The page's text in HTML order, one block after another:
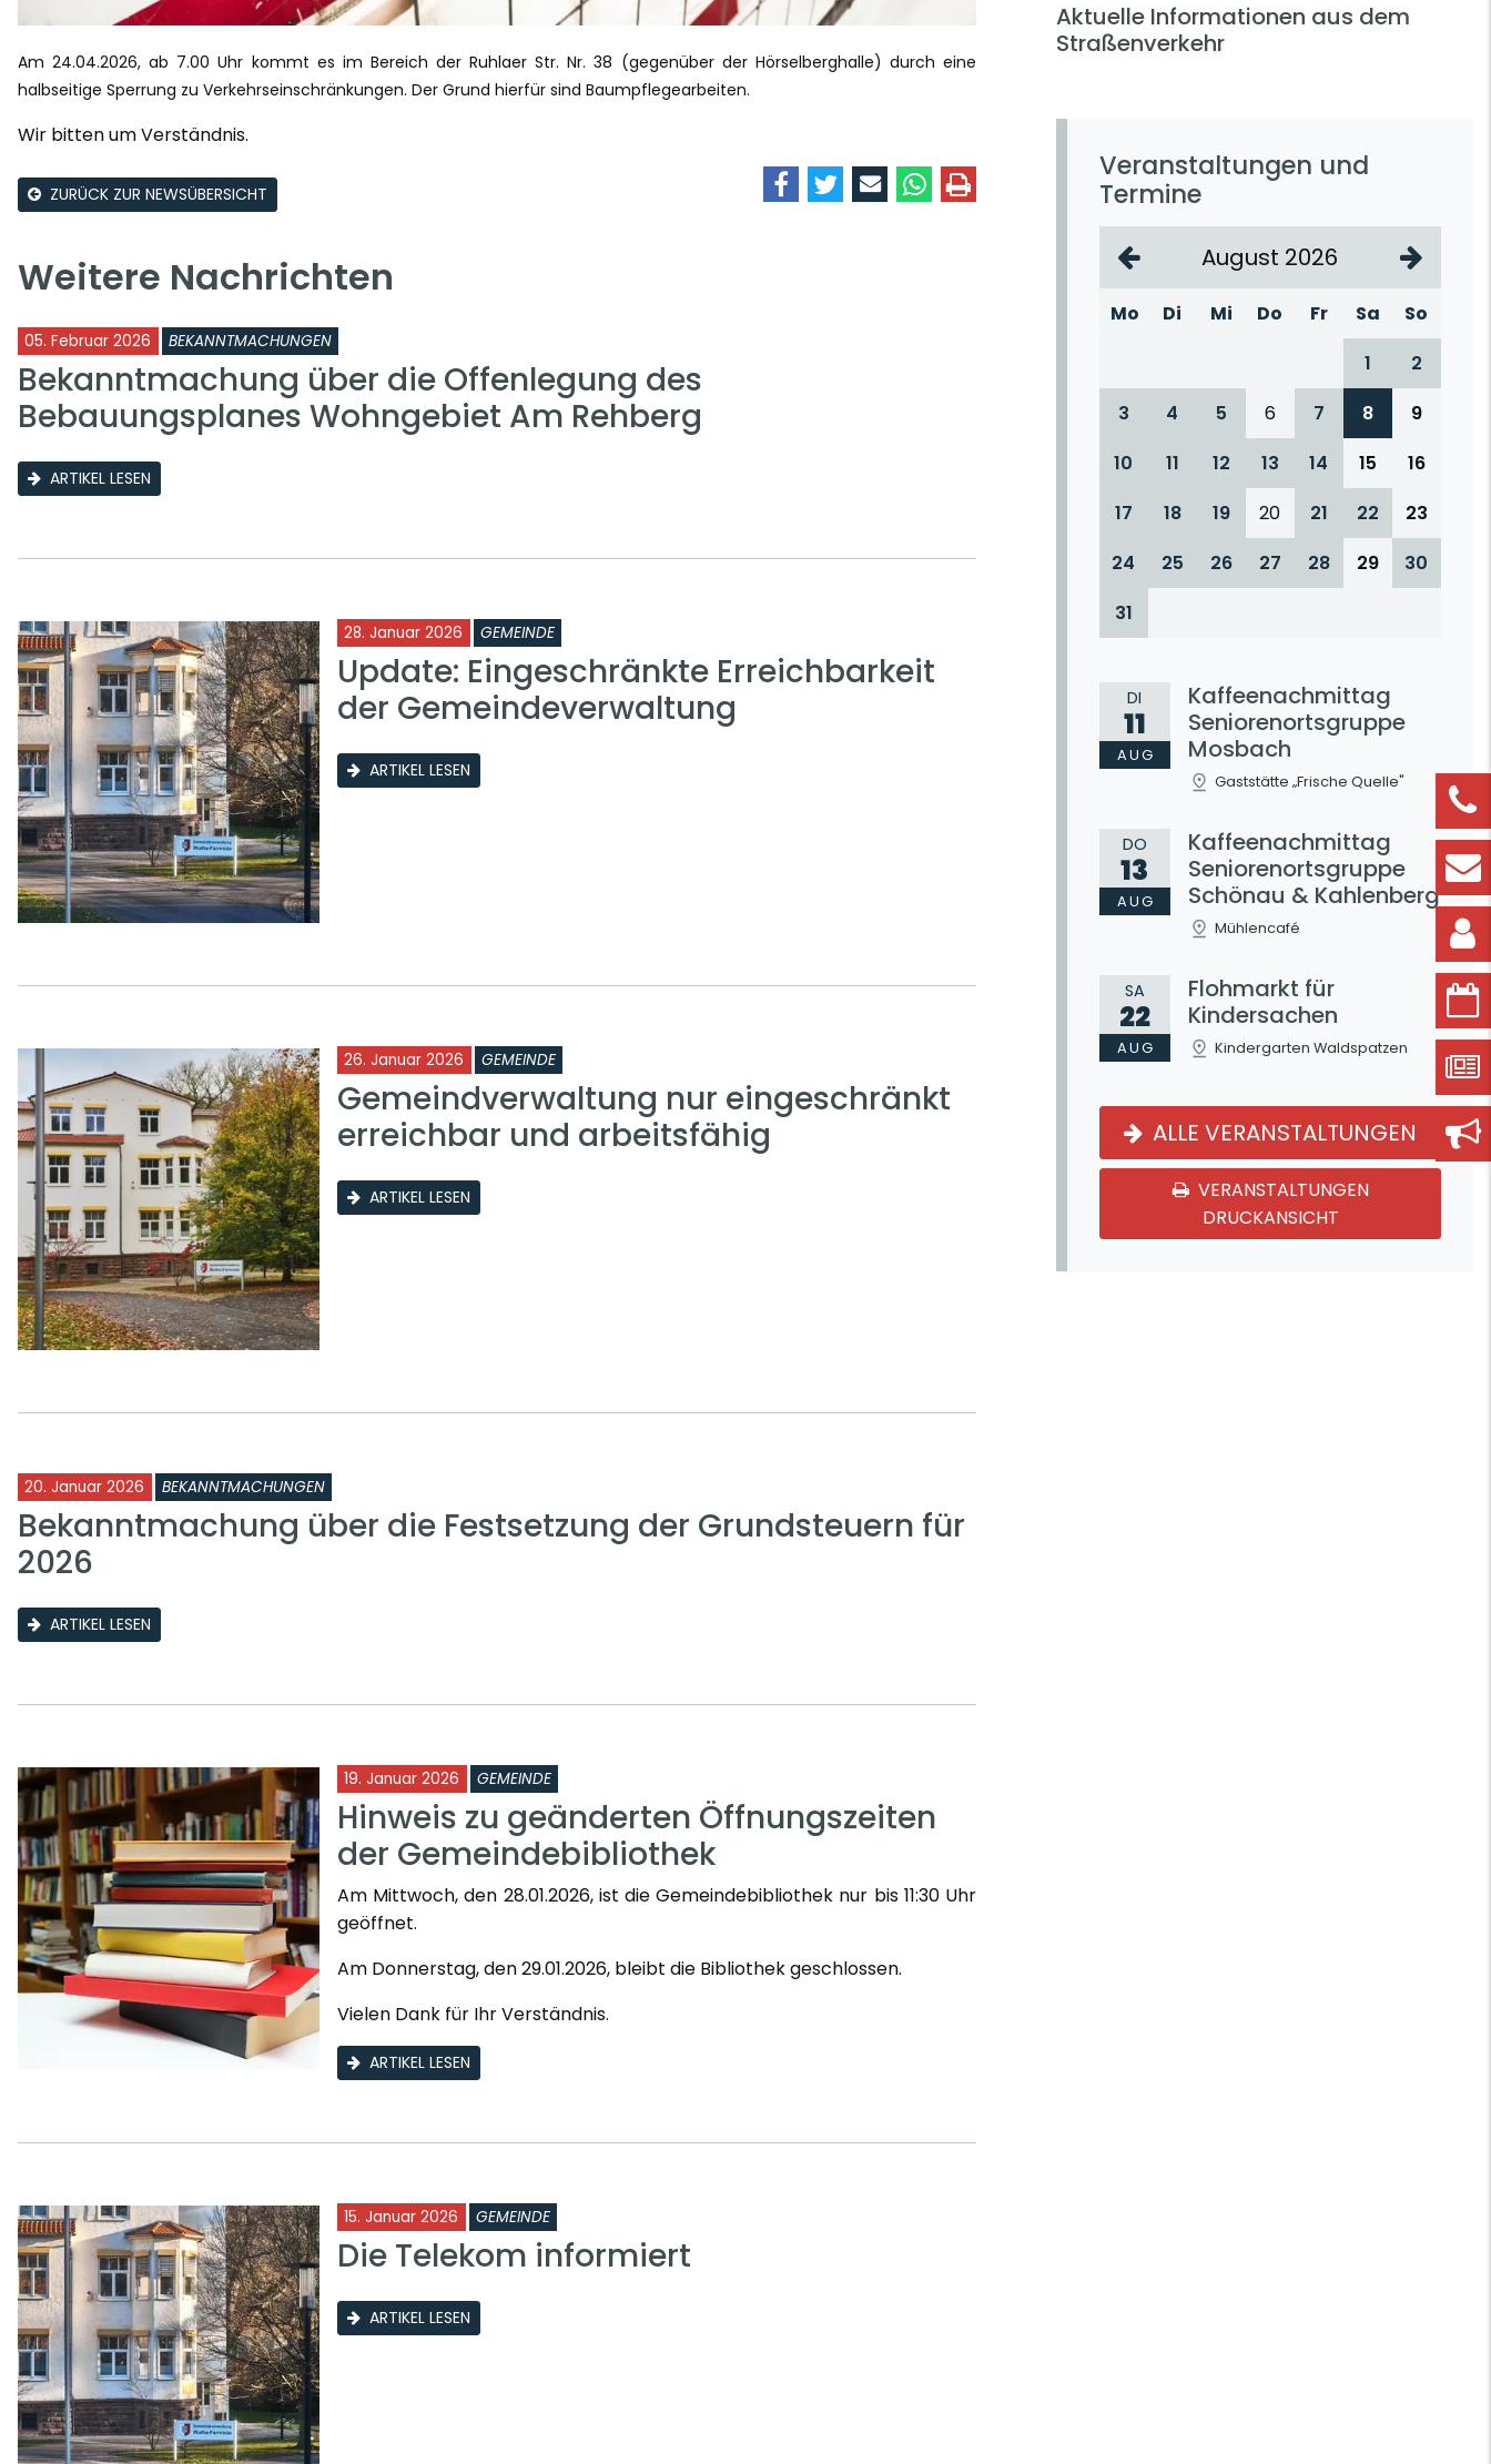
Am 24.04.2026, ab 7.00 Uhr kommt es im Bereich der Ruhlaer Str. Nr. 38 (gegenüber der Hörselberghalle) durch eine
halbseitige Sperrung zu Verkehrseinschränkungen. Der Grund hierfür sind Baumpflegearbeiten.
Wir bitten um Verständnis.
ZURÜCK ZUR NEWSÜBERSICHT
Weitere Nachrichten
05. Februar 2026 BEKANNTMACHUNGEN
Bekanntmachung über die Offenlegung des
Bebauungsplanes Wohngebiet Am Rehberg
ARTIKEL LESEN
28. Januar 2026 GEMEINDE
Update: Eingeschränkte Erreichbarkeit
der Gemeindeverwaltung
ARTIKEL LESEN
26. Januar 2026 GEMEINDE
Gemeindverwaltung nur eingeschränkt
erreichbar und arbeitsfähig
ARTIKEL LESEN
20. Januar 2026 BEKANNTMACHUNGEN
Bekanntmachung über die Festsetzung der Grundsteuern für
2026
ARTIKEL LESEN
19. Januar 2026 GEMEINDE
Hinweis zu geänderten Öffnungszeiten
der Gemeindebibliothek
Am Mittwoch, den 28.01.2026, ist die Gemeindebibliothek nur bis 11:30 Uhr
geöffnet.
Am Donnerstag, den 29.01.2026, bleibt die Bibliothek geschlossen.
Vielen Dank für Ihr Verständnis.
ARTIKEL LESEN
15. Januar 2026 GEMEINDE
Die Telekom informiert
ARTIKEL LESEN
Aktuelle Informationen aus dem
Straßenverkehr
Veranstaltungen und
Termine
August 2026
Mo Di Mi Do Fr Sa
So
1
2
3
4 5 6 7 8
9
10
11 12 13 14 15
16
17
18 19 20 21 22
23
24
25 26 27 28 29
30
31
DI
11
AUG
Kaffeenachmittag
Seniorenortsgruppe
Mosbach
Gaststätte „Frische Quelle"
DO
13
AUG
Kaffeenachmittag
Seniorenortsgruppe
Schönau & Kahlenberg
Mühlencafé
SA
22
AUG
Flohmarkt für
Kindersachen
Kindergarten Waldspatzen
ALLE VERANSTALTUNGEN
VERANSTALTUNGEN
DRUCKANSICHT